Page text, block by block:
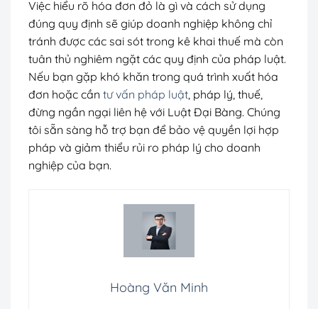
Việc hiểu rõ hóa đơn đỏ là gì và cách sử dụng
đúng quy định sẽ giúp doanh nghiệp không chỉ
tránh được các sai sót trong kê khai thuế mà còn
tuân thủ nghiêm ngặt các quy định của pháp luật.
Nếu bạn gặp khó khăn trong quá trình xuất hóa
đơn hoặc cần tư vấn pháp luật , pháp lý, thuế,
đừng ngần ngại liên hệ với Luật Đại Bàng. Chúng
tôi sẵn sàng hỗ trợ bạn để bảo vệ quyền lợi hợp
pháp và giảm thiểu rủi ro pháp lý cho doanh
nghiệp của bạn.
Hoàng Văn Minh